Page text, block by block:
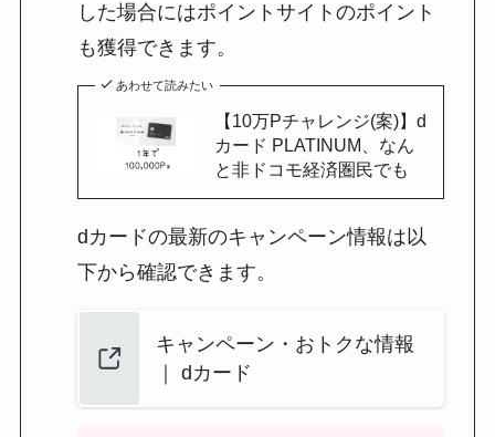
した場合にはポイントサイトのポイント
も獲得できます。
あわせて読みたい
【10万Pチャレンジ(案)】d
カード PLATINUM、なん
と非ドコモ経済圏民でも
dカードの最新のキャンペーン情報は以
下から確認できます。
キャンペーン・おトクな情報
｜ dカード